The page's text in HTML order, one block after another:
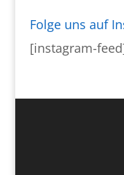
Folge uns auf
[instagram-